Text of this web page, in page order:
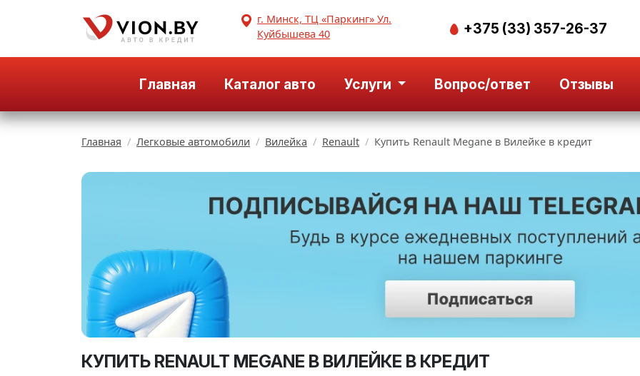
г. Минск, ТЦ «Паркинг» Ул.
Куйбышева 40
+375 (33) 357-26-37
Главная Каталог авто Услуги Вопрос/ответ Отзывы
Главная Легковые автомобили Вилейка Renault Купить Renault Megane в Вилейке в кредит
КУПИТЬ RENAULT MEGANE В ВИЛЕЙКЕ В КРЕДИТ